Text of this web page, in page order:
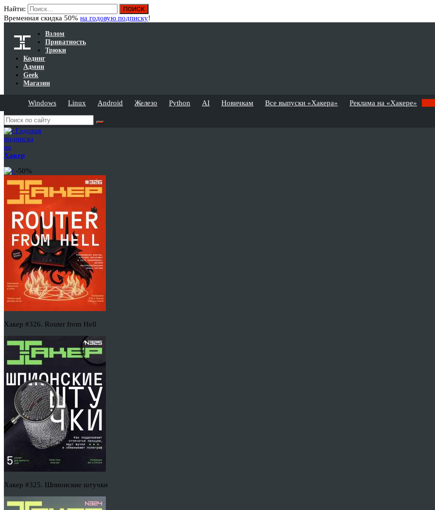
Найти:
Временная скидка 50% на годовую подписку!
Взлом
Приватность
Трюки
Кодинг
Админ
Geek
Магазин
Windows Linux Android Железо Python AI Новичкам Все выпуски «Хакера» Реклама на «Хакере»
Годовая
подписка
на
Хакер
-50%
Хакер #326. Router from Hell
Хакер #325. Шпионские штучки